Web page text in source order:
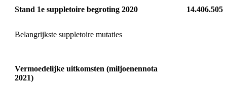
Stand 1e suppletoire begroting 2020 14.406.505
Belangrijkste suppletoire mutaties
Vermoedelijke uitkomsten (miljoenennota
2021)